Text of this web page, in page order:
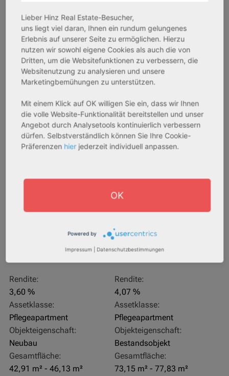
3,60 %
Assetklasse:
Pflegeapartment
Objekteigenschaft:
Bestandsobjekt
Gesamtfläche:
Gesamtpreis:
233.556,67 € - 349.016,67 €
3,50 %
Assetklasse:
Pflegeapartment
Objekteigenschaft:
Bestandsobjekt
Gesamtfläche:
Gesamtpreis:
324.754,29 € - 358.289,14 €
AfA Degressive 5,00 %
Rendite:
3,60 %
Assetklasse:
Pflegeapartment
Objekteigenschaft:
Neubau
Gesamtfläche:
42,91 m² - 46,13 m²
Sofortmiete
Rendite:
4,07 %
Assetklasse:
Pflegeapartment
Objekteigenschaft:
Bestandsobjekt
Gesamtfläche:
73,15 m² - 77,83 m²
Lieber Hinz Real Estate-Besucher,
uns liegt viel daran, Ihnen ein rundum gelungenes
Erlebnis auf unserer Seite zu ermöglichen. Hierzu
nutzen wir sowohl eigene Cookies als auch die von
Dritten, um die Websitefunktionen zu verbessern, die
Websitenutzung zu analysieren und unsere
Marketingbemühungen zu unterstützen.
Mit einem Klick auf OK willigen Sie ein, dass wir Ihnen
die volle Website-Funktionalität bereitstellen und unser
Angebot durch Analysetools kontinuierlich verbessern
dürfen. Selbstverständlich können Sie Ihre Cookie-
Präferenzen hier jederzeit individuell anpassen.
OK
Powered by
Impressum Datenschutzbestimmungen